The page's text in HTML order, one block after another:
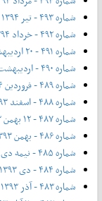
شماره ۴۹۳ - تیر ۱۳۹۴
شماره ۴۹۲ - خرداد ۱۳۹۴
شماره ۴۹۱ - ۲۰ اردیبهشت (شماره ویژه بهار ۱۳۹۴)
شماره ۴۹۰ - اردیبهشت ۱۳۹۴
شماره ۴۸۹ - فروردین ۱۳۹۴
شماره ۴۸۸ - اسفند ۱۳۹۳
شماره ۴۸۷ - ۱۲ بهمن ۱۳۹۳
شماره ۴۸۶ - بهمن ۱۳۹۳
شماره ۴۸۵ - نیمه دی ۱۳۹۳
شماره ۴۸۴ - دی ۱۳۹۳
شماره ۴۸۳ - آذر ۱۳۹۳